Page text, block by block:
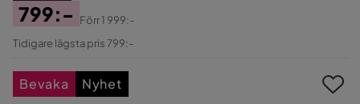
Pris
799:-
Original
Förr1 999:-
Tidigare lägsta pris 799:-
Bevaka Nyhet